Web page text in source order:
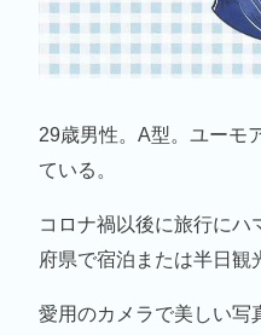
29歳男性。A型。ユーモ
ている。
コロナ禍以後に旅行にハ
府県で宿泊または半日観
愛用のカメラで美しい写